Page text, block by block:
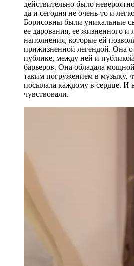
действительно было
да и сегодня не очень-то и
Борисовны были уникальные
ее дарования, ее жизненного и
наполнения, которые ей
прижизненной легендой. Она
публике, между ней и
барьеров. Она обладала
таким погружением в музыку,
посылала каждому в сердце. И
чувствовали.